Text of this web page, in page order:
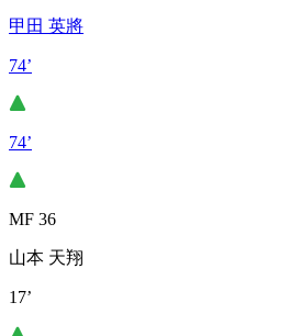
甲田 英將
74’
74’
MF 36
山本 天翔
17’